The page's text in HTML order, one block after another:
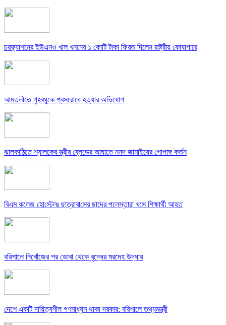
চরফ্যাশনের ইউএনও খাল খননের ১ কোটি টাকা ফিরত দিলেন রাষ্ট্রীয় কোষাগারে
আমতলীতে গৃহবধূকে শ্বসরোধে হত্যার অভিযোগ
ঝালকাঠিতে শ্যালকের স্ত্রীর ব্লেডের আঘাতে ননদ জামাইয়ের গোপাঙ্গ কর্তন
বিএম কলে‌জ হো‌স্টেলঃ ছাত্রাবা‌সের ছাদের পলেস্তারা খসে শিক্ষার্থী আহত
বরিশালে নিখোঁজের পর ডোবা থেকে বৃদ্ধের মরদেহ উদ্ধার
দেশে একটি দায়িত্বশীল গণমাধ্যম থাকা দরকার: বরিশালে তথ্যমন্ত্রী